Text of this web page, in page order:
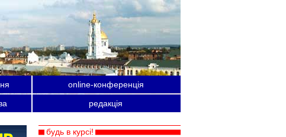
online-конференція
редакція
будь в курсі!